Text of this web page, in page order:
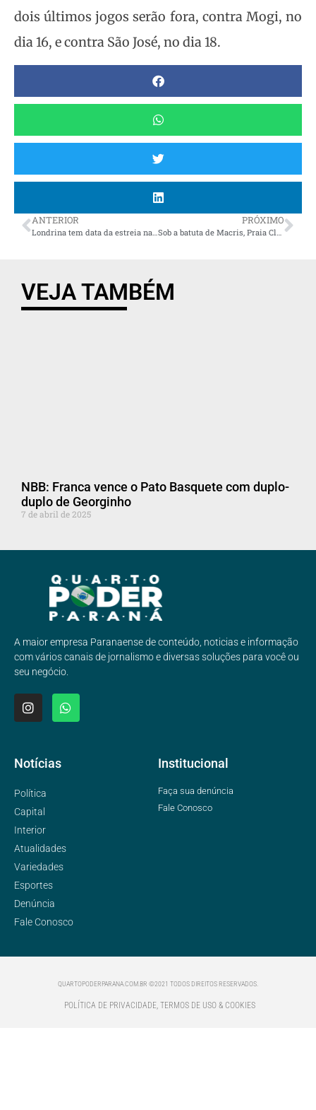
dois últimos jogos serão fora, contra Mogi, no
dia 16, e contra São José, no dia 18.
ANTERIOR
Londrina tem data da estreia na Série C do Brasileiro definida; veja a agenda de jogos
PRÓXIMO
Sob a batuta de Macris, Praia Clube bate Maringá e vai à semi da Superliga
VEJA TAMBÉM
NBB: Franca vence o Pato Basquete com duplo-
duplo de Georginho
7 de abril de 2025
A maior empresa Paranaense de conteúdo, noticias e informação
com vários canais de jornalismo e diversas soluções para você ou
seu negócio.
Notícias
Política
Capital
Interior
Atualidades
Variedades
Esportes
Denúncia
Fale Conosco
Institucional
Faça sua denúncia
Fale Conosco
QUARTOPODERPARANA.COM.BR ©2021 TODOS DIREITOS RESERVADOS.
POLÍTICA DE PRIVACIDADE, TERMOS DE USO & COOKIES